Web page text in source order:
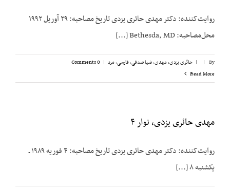
روایت‌کننده: دکتر مهدی حائری یزدی تاریخ مصاحبه: ۲۹ آوریل ۱۹۹۲
محل‌مصاحبه: Bethesda, MD [...]
By
|
| حائری یزدی، مهدی,ضیا صدقی,فارسی,مرد |
0 Comments
Read More
مهدی حائری یزدی، نوار ۴
روایت‌کننده: دکتر مهدی حائری یزدی تاریخ مصاحبه: ۴ فوریه ۱۹۸۹ ـ
یکشنبه ۸ [...]